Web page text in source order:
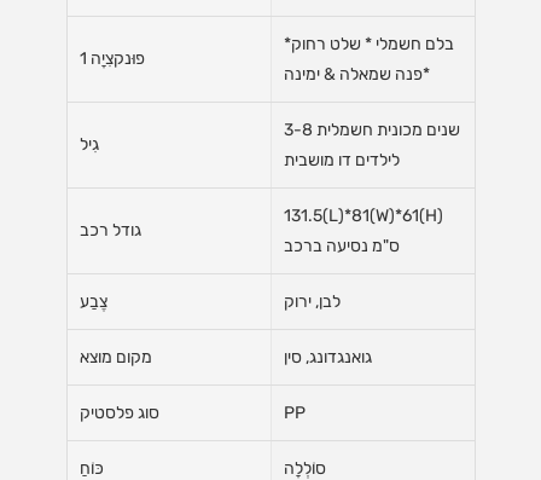
פוּנקצִיָה 1
*בלם חשמלי * שלט רחוק
*פנה שמאלה & ימינה
גִיל
3-8 שנים מכונית חשמלית
לילדים דו מושבית
גודל רכב
131.5(L)*81(W)*61(H)
ס"מ נסיעה ברכב
צֶבַע לבן, ירוק
מקום מוצא גואנגדונג, סין
סוג פלסטיק PP
כּוֹחַ סוֹלְלָה